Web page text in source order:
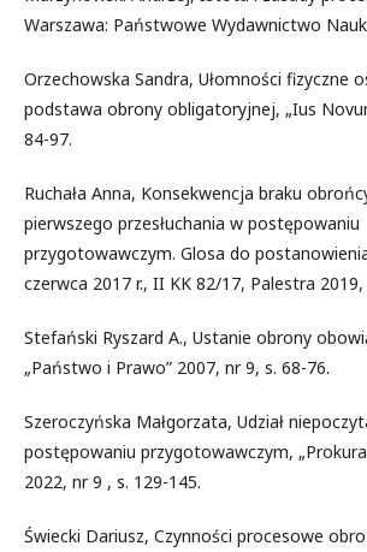
Warszawa: Państwowe Wydawnictwo
Orzechowska Sandra, Ułomności fizyczne
podstawa obrony obligatoryjnej, „Ius
84-97.
Ruchała Anna, Konsekwencja braku
pierwszego przesłuchania w postępowaniu
przygotowawczym. Glosa do
czerwca 2017 r., II KK 82/17, Palestra
Stefański Ryszard A., Ustanie obrony
„Państwo i Prawo” 2007, nr 9, s. 68-76.
Szeroczyńska Małgorzata, Udział
postępowaniu przygotowawczym,
2022, nr 9 , s. 129-145.
Świecki Dariusz, Czynności procesowe